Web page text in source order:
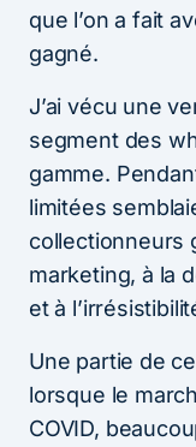
que l’on a fait
gagné.
J’ai vécu une
segment des
gamme.
limitées
collectionneurs
marketing, à la
et à
Une partie de
lorsque le
COVID,